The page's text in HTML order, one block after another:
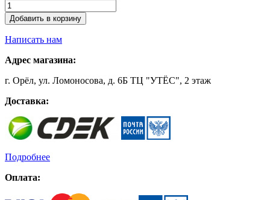
Добавить в корзину
Написать нам
Адрес магазина:
г. Орёл, ул. Ломоносова, д. 6Б ТЦ "УТЁС", 2 этаж
Доставка:
Подробнее
Оплата: